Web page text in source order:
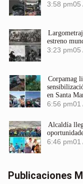
3:58 pm05
estreno
3:23 pm05
Corpamag
en Santa
6:56 pm01
Alcaldía
6:46 pm01
Publicaciones